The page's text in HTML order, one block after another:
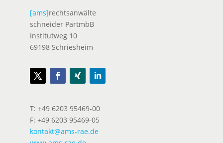
[ams]rechtsanwälte
schneider PartmbB
Institutweg 10
69198 Schriesheim
T: +49 6203 95469-00
F: +49 6203 95469-05
kontakt@ams-rae.de